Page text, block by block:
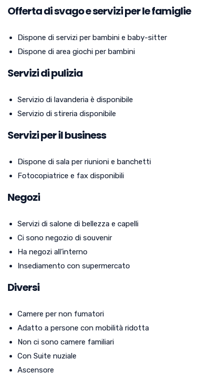
Offerta di svago e servizi per le famiglie
Dispone di servizi per bambini e baby-sitter
Dispone di area giochi per bambini
Servizi di pulizia
Servizio di lavanderia è disponibile
Servizio di stireria disponibile
Servizi per il business
Dispone di sala per riunioni e banchetti
Fotocopiatrice e fax disponibili
Negozi
Servizi di salone di bellezza e capelli
Ci sono negozio di souvenir
Ha negozi all’interno
Insediamento con supermercato
Diversi
Camere per non fumatori
Adatto a persone con mobilità ridotta
Non ci sono camere familiari
Con Suite nuziale
Ascensore